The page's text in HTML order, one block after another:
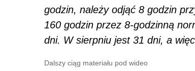
godzin, należy odjąć 8 godzin
160 godzin przez 8-godzinną
dni. W sierpniu jest 31 dni, a
Dalszy ciąg materiału pod wideo